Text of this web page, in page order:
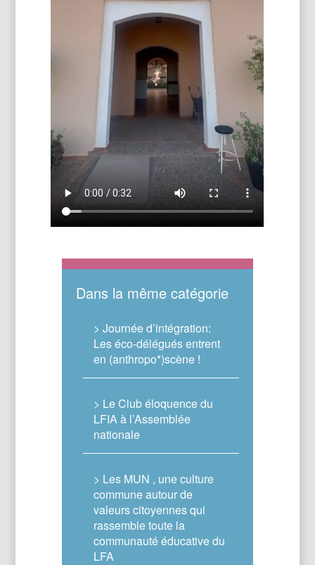
Dans la même catégorie
> Journée d’intégration:
Les éco-délégués entrent
en (anthropo*)scène !
> Le Club éloquence du
LFIA à l’Assemblée
nationale
> Les MUN , une culture
commune autour de
valeurs citoyennes qui
rassemble toute la
communauté éducative du
LFA